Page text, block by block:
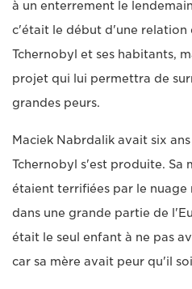
à un enterrement le
c'était le début d'une relation
Tchernobyl et ses habitants,
projet qui lui permettra de
grandes peurs.
Maciek Nabrdalik avait six
Tchernobyl s'est produite. Sa
étaient terrifiées par le
dans une grande partie de
était le seul enfant à ne pas
car sa mère avait peur qu'il